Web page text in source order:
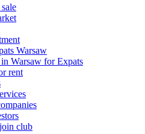
Warsaw
Warsaw for Expats
rent
club